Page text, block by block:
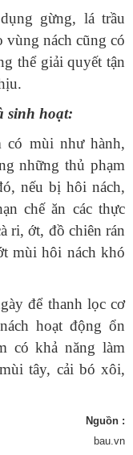
vùng nách cũng có
thể giải quyết tận
sinh hoạt:
những thủ phạm
nếu bị hôi nách,
chế ăn các thực
ri, ớt, đồ chiên rán
mùi hôi nách khó
hoạt động ổn
có khả năng làm
tây, cải bó xôi,
Nguồn :
bau.vn